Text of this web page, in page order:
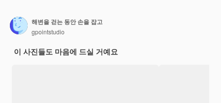
해변을 걷는 동안 손을 잡고
gpointstudio
이 사진들도 마음에 드실 거예요